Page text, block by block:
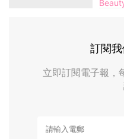
訂閱
立即訂閱電子報，